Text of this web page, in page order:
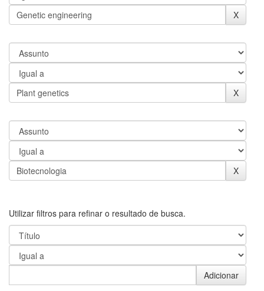
Utilizar filtros para refinar o resultado de busca.